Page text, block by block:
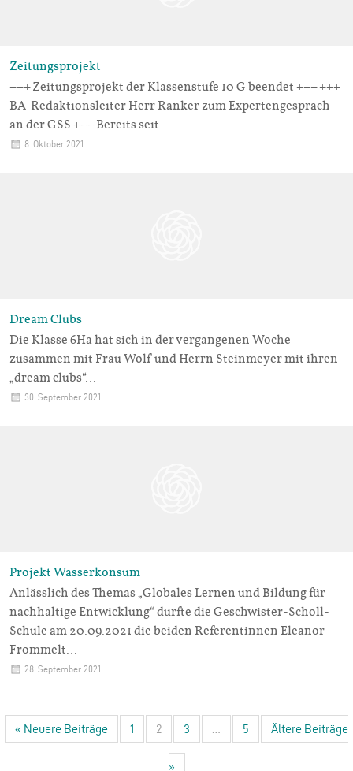
Zeitungsprojekt
+++ Zeitungsprojekt der Klassenstufe 10 G beendet +++ +++
BA-Redaktionsleiter Herr Ränker zum Expertengespräch
an der GSS +++ Bereits seit…
8. Oktober 2021
Dream Clubs
Die Klasse 6Ha hat sich in der vergangenen Woche
zusammen mit Frau Wolf und Herrn Steinmeyer mit ihren
„dream clubs“…
30. September 2021
Projekt Wasserkonsum
Anlässlich des Themas „Globales Lernen und Bildung für
nachhaltige Entwicklung“ durfte die Geschwister-Scholl-
Schule am 20.09.2021 die beiden Referentinnen Eleanor
Frommelt…
28. September 2021
« Neuere Beiträge 1 2 3 5 Ältere Beiträge
»